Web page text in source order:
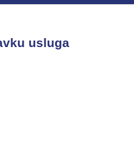
usluga